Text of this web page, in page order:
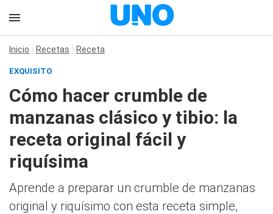
Inicio Recetas Receta
EXQUISITO
Cómo hacer crumble de
manzanas clásico y tibio: la
receta original fácil y
riquísima
Aprende a preparar un crumble de manzanas
original y riquísimo con esta receta simple,